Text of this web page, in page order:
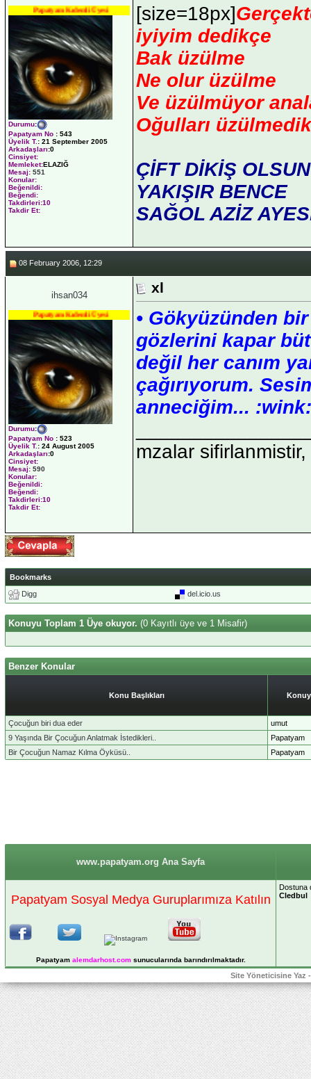
Papatyam Kıdemli Üyesi
Durumu:
Papatyam No : 543
Üyelik T.: 21 September 2005
Arkadaşları:0
Cinsiyet:
Memleket:ELAZIĞ
Mesaj: 551
Konular:
Beğenildi:
Beğendi:
Takdirleri:10
Takdir Et:
[size=18px]
iyiyim dedikçe
Bak üzülme
Ne olur üzülme
Ve üzülmüyor
Oğulları
ÇİFT DİKİŞ
YAKIŞIR BENCE
SAĞOL AZİZ
08 February 2006, 12:29
ihsan034
Papatyam Kıdemli Üyesi
Durumu:
Papatyam No : 523
Üyelik T.: 24 August 2005
Arkadaşları:0
Cinsiyet:
Mesaj: 590
Konular:
Beğenildi:
Beğendi:
Takdirleri:10
Takdir Et:
xl
• Gökyüzünden
gözlerini kapar
değil her canım
çağırıyorum.
anneciğim... :wink:
mzalar
Bookmarks
Digg
del.icio.us
Konuyu Toplam 1 Üye okuyor. (0 Kayıtlı üye ve 1 Misafir)
Benzer Konular
Konu Başlıkları
Çocuğun biri dua eder
umut
9 Yaşında Bir Çocuğun Anlatmak İstedikleri..
Papatyam
Bir Çocuğun Namaz Kılma Öyküsü..
Papatyam
www.papatyam.org Ana Sayfa
Papatyam Sosyal Medya Guruplarımıza Katılın
Papatyam alemdarhost.comsunucularında barındırılmaktadır.
Dostuna
Cledbul
Site Yöneticisine Yaz